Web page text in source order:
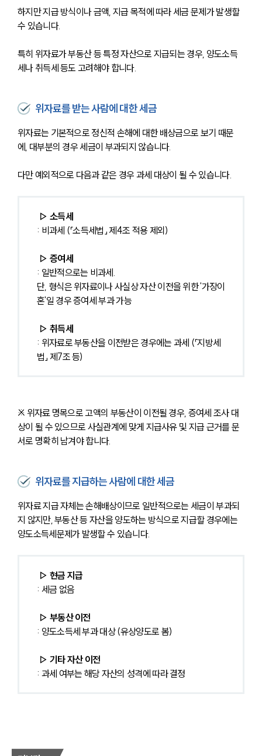
하지만 지급 방식이나 금액, 지급 목적에 따라 세금 문제가 발생할
수 있습니다.
특히 위자료가 부동산 등 특정 자산으로 지급되는 경우, 양도소득
세나 취득세 등도 고려해야 합니다.
위자료를 받는 사람에 대한 세금
위자료는 기본적으로 정신적 손해에 대한 배상금으로 보기 때문
에, 대부분의 경우 세금이 부과되지 않습니다.
다만 예외적으로 다음과 같은 경우 과세 대상이 될 수 있습니다.
▷ 소득세
: 비과세 (「소득세법」 제4조 적용 제외)
▷ 증여세
: 일반적으로는 비과세.
단, 형식은 위자료이나 사실상 자산 이전을 위한 '가장이
혼'일 경우 증여세 부과 가능
▷ 취득세
: 위자료로 부동산을 이전받은 경우에는 과세 (「지방세
법」 제7조 등)
※ 위자료 명목으로 고액의 부동산이 이전될 경우, 증여세 조사 대
상이 될 수 있으므로 사실관계에 맞게 지급사유 및 지급 근거를 문
서로 명확히 남겨야 합니다.
위자료를 지급하는 사람에 대한 세금
위자료 지급 자체는 손해배상이므로 일반적으로는 세금이 부과되
지 않지만, 부동산 등 자산을 양도하는 방식으로 지급할 경우에는
양도소득세문제가 발생할 수 있습니다.
▷ 현금 지급
: 세금 없음
▷ 부동산 이전
: 양도소득세 부과 대상 (유상양도로 봄)
▷ 기타 자산 이전
: 과세 여부는 해당 자산의 성격에 따라 결정